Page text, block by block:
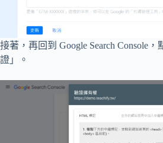
接著，再回到 Google Search Console
證」。